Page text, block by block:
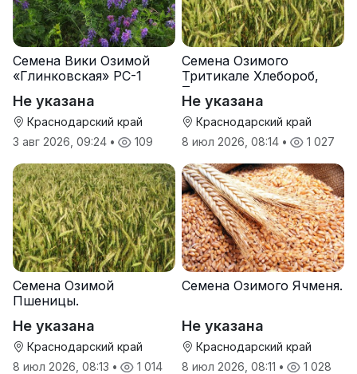
Семена Вики Озимой
«Глинковская» РС-1
Не указана
Краснодарский край
3 авг 2026, 09:24 • 109
Семена Озимого
Тритикале Хлебороб,
Тихон
Не указана
Краснодарский край
8 июл 2026, 08:14 • 1 027
Семена Озимой
Пшеницы.
Не указана
Краснодарский край
8 июл 2026, 08:13 • 1 014
Семена Озимого Ячменя.
Не указана
Краснодарский край
8 июл 2026, 08:11 • 1 028